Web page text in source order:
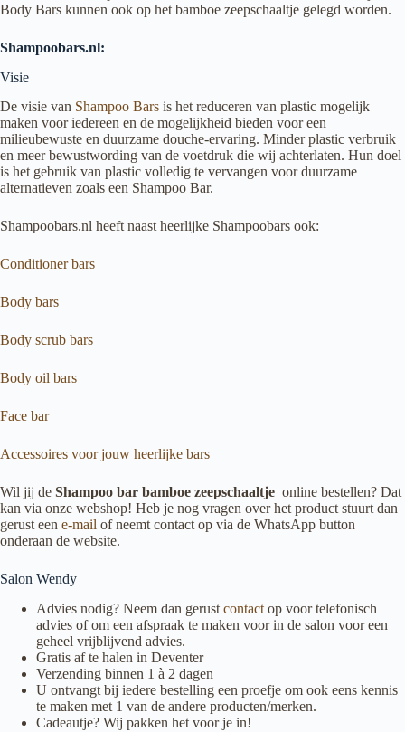
Body Bars kunnen ook op het bamboe zeepschaaltje gelegd worden.
Shampoobars.nl:
Visie
De visie van Shampoo Bars is het reduceren van plastic mogelijk
maken voor iedereen en de mogelijkheid bieden voor een
milieubewuste en duurzame douche-ervaring. Minder plastic verbruik
en meer bewustwording van de voetdruk die wij achterlaten. Hun doel
is het gebruik van plastic volledig te vervangen voor duurzame
alternatieven zoals een Shampoo Bar.
Shampoobars.nl heeft naast heerlijke Shampoobars ook:
Conditioner bars
Body bars
Body scrub bars
Body oil bars
Face bar
Accessoires voor jouw heerlijke bars
Wil jij de Shampoo bar bamboe zeepschaaltje online bestellen? Dat
kan via onze webshop! Heb je nog vragen over het product stuurt dan
gerust een e-mail of neemt contact op via de WhatsApp button
onderaan de website.
Salon Wendy
Advies nodig? Neem dan gerust contact op voor telefonisch
advies of om een afspraak te maken voor in de salon voor een
geheel vrijblijvend advies.
Gratis af te halen in Deventer
Verzending binnen 1 à 2 dagen
U ontvangt bij iedere bestelling een proefje om ook eens kennis
te maken met 1 van de andere producten/merken.
Cadeautje? Wij pakken het voor je in!